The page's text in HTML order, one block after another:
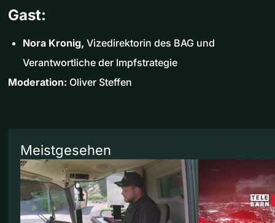
Gast:
Nora Kronig, Vizedirektorin des BAG und
Verantwortliche der Impfstrategie
Moderation: Oliver Steffen
Meistgesehen